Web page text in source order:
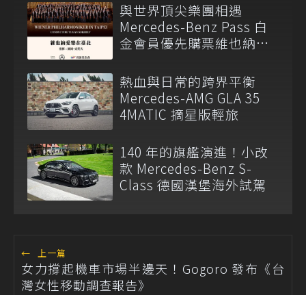
與世界頂尖樂團相遇
Mercedes-Benz Pass 白
金會員優先購票維也納愛
熱血與日常的跨界平衡
Mercedes-AMG GLA 35
4MATIC 摘星版輕旅
140 年的旗艦演進！小改
款 Mercedes-Benz S-
Class 德國漢堡海外試駕
← 上一篇
女力撐起機車市場半邊天！Gogoro 發布《台
灣女性移動調查報告》